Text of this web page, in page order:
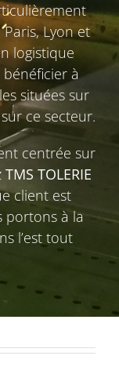
Lyon et
logistique
à
situées sur
ce secteur.
centrée sur
TMS TOLERIE
client est
portons à la
l’est tout